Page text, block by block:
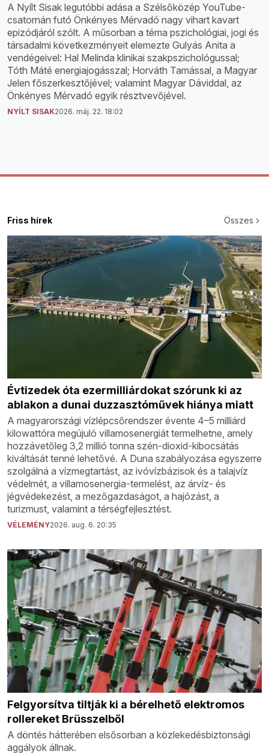
A Nyílt Sisak legutóbbi adása a Szélsőközép YouTube-
csatornán futó Önkényes Mérvadó nagy vihart kavart
epizódjáról szólt. A műsorban a téma pszichológiai, jogi és
társadalmi következményeit elemezte Gulyás Anita a
vendégeivel: Hal Melinda klinikai szakpszichológussal;
Tóth Máté energiajogásszal; Horváth Tamással, a Magyar
Jelen főszerkesztőjével; valamint Magyar Dáviddal, az
Önkényes Mérvadó egyik résztvevőjével.
NYÍLT SISAK2026. máj. 22. 18:02
Friss hírek Összes
Évtizedek óta ezermilliárdokat szórunk ki az
ablakon a dunai duzzasztóművek hiánya miatt
A magyarországi vízlépcsőrendszer évente 4–5 milliárd
kilowattóra megújuló villamosenergiát termelhetne, amely
hozzávetőleg 3,2 millió tonna szén-dioxid-kibocsátás
kiváltását tenné lehetővé. A Duna szabályozása egyszerre
szolgálná a vízmegtartást, az ivóvízbázisok és a talajvíz
védelmét, a villamosenergia-termelést, az árvíz- és
jégvédekezést, a mezőgazdaságot, a hajózást, a
turizmust, valamint a térségfejlesztést.
VÉLEMÉNY2026. aug. 6. 20:35
Felgyorsítva tiltják ki a bérelhető elektromos
rollereket Brüsszelből
A döntés hátterében elsősorban a közlekedésbiztonsági
aggályok állnak.